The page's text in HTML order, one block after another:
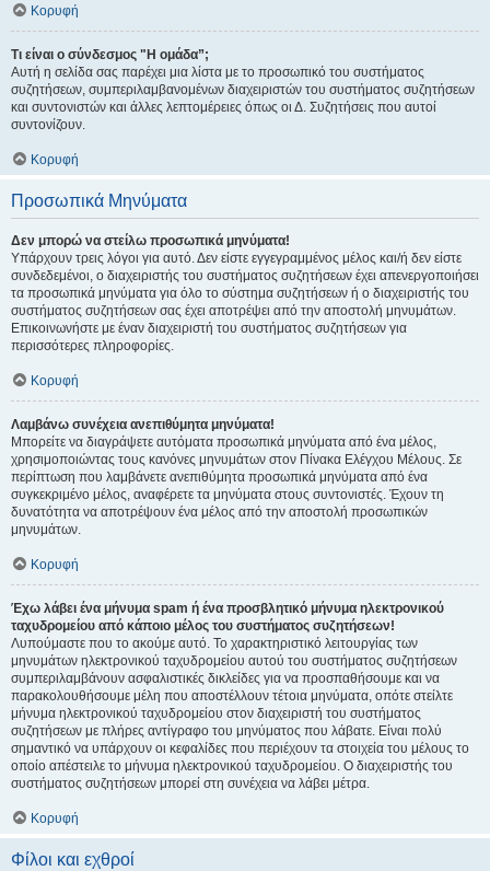
Κορυφή
Τι είναι ο σύνδεσμος "Η ομάδα”;
Αυτή η σελίδα σας παρέχει μια λίστα με το προσωπικό του συστήματος
συζητήσεων, συμπεριλαμβανομένων διαχειριστών του συστήματος συζητήσεων
και συντονιστών και άλλες λεπτομέρειες όπως οι Δ. Συζητήσεις που αυτοί
συντονίζουν.
Κορυφή
Προσωπικά Μηνύματα
Δεν μπορώ να στείλω προσωπικά μηνύματα!
Υπάρχουν τρεις λόγοι για αυτό. Δεν είστε εγγεγραμμένος μέλος και/ή δεν είστε
συνδεδεμένοι, ο διαχειριστής του συστήματος συζητήσεων έχει απενεργοποιήσει
τα προσωπικά μηνύματα για όλο το σύστημα συζητήσεων ή ο διαχειριστής του
συστήματος συζητήσεων σας έχει αποτρέψει από την αποστολή μηνυμάτων.
Επικοινωνήστε με έναν διαχειριστή του συστήματος συζητήσεων για
περισσότερες πληροφορίες.
Κορυφή
Λαμβάνω συνέχεια ανεπιθύμητα μηνύματα!
Μπορείτε να διαγράψετε αυτόματα προσωπικά μηνύματα από ένα μέλος,
χρησιμοποιώντας τους κανόνες μηνυμάτων στον Πίνακα Ελέγχου Μέλους. Σε
περίπτωση που λαμβάνετε ανεπιθύμητα προσωπικά μηνύματα από ένα
συγκεκριμένο μέλος, αναφέρετε τα μηνύματα στους συντονιστές. Έχουν τη
δυνατότητα να αποτρέψουν ένα μέλος από την αποστολή προσωπικών
μηνυμάτων.
Κορυφή
Έχω λάβει ένα μήνυμα spam ή ένα προσβλητικό μήνυμα ηλεκτρονικού
ταχυδρομείου από κάποιο μέλος του συστήματος συζητήσεων!
Λυπούμαστε που το ακούμε αυτό. Το χαρακτηριστικό λειτουργίας των
μηνυμάτων ηλεκτρονικού ταχυδρομείου αυτού του συστήματος συζητήσεων
συμπεριλαμβάνουν ασφαλιστικές δικλείδες για να προσπαθήσουμε και να
παρακολουθήσουμε μέλη που αποστέλλουν τέτοια μηνύματα, οπότε στείλτε
μήνυμα ηλεκτρονικού ταχυδρομείου στον διαχειριστή του συστήματος
συζητήσεων με πλήρες αντίγραφο του μηνύματος που λάβατε. Είναι πολύ
σημαντικό να υπάρχουν οι κεφαλίδες που περιέχουν τα στοιχεία του μέλους το
οποίο απέστειλε το μήνυμα ηλεκτρονικού ταχυδρομείου. Ο διαχειριστής του
συστήματος συζητήσεων μπορεί στη συνέχεια να λάβει μέτρα.
Κορυφή
Φίλοι και εχθροί